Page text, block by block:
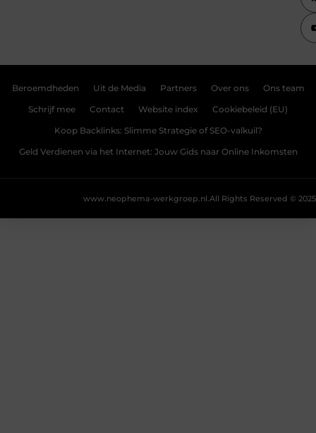
Beroemdheden Uit de Media Partners Over ons Ons team
Schrijf mee Contact Website index Cookiebeleid (EU)
Koop Backlinks: Slimme Strategie of SEO-valkuil?
Geld Verdienen via het Internet: Jouw Gids naar Online Inkomsten
All Rights Reserved © 2025
www.neophema-werkgroep.nl.